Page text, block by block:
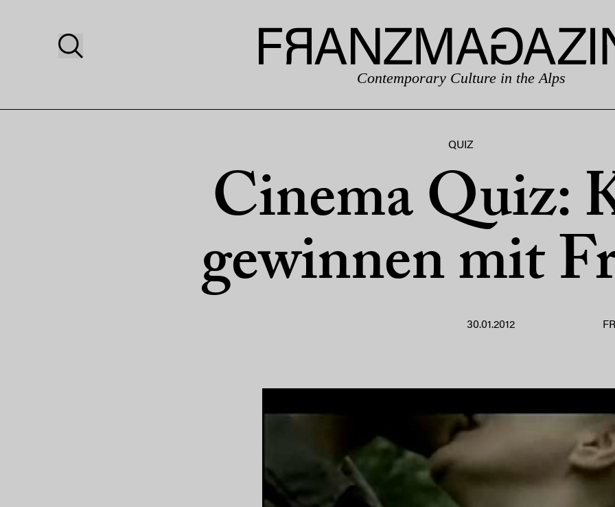
Contemporary Culture in the Alps
QUIZ
Cinema Quiz:
gewinnen mit
30.01.2012